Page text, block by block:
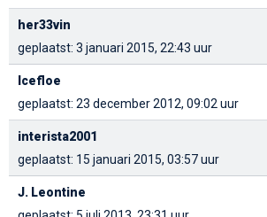
her33vin
geplaatst: 3 januari 2015, 22:43 uur
Icefloe
geplaatst: 23 december 2012, 09:02 uur
interista2001
geplaatst: 15 januari 2015, 03:57 uur
J. Leontine